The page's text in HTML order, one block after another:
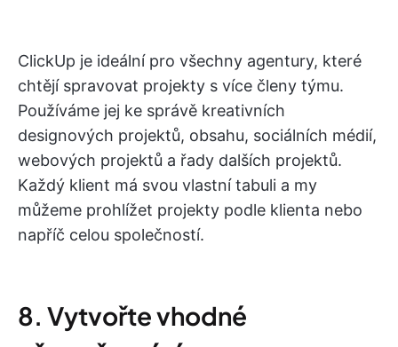
ClickUp je ideální pro všechny agentury, které
chtějí spravovat projekty s více členy týmu.
Používáme jej ke správě kreativních
designových projektů, obsahu, sociálních médií,
webových projektů a řady dalších projektů.
Každý klient má svou vlastní tabuli a my
můžeme prohlížet projekty podle klienta nebo
napříč celou společností.
8. Vytvořte vhodné